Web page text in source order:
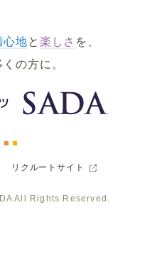
ー
ス
ー
ツ
ー
ス
ツ
ス
ツ
心地と 楽しさ を、
の方に。
リクルートサイト
All Rights Reserved.